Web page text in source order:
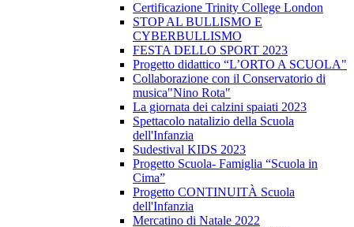
Certificazione Trinity College London
STOP AL BULLISMO E
CYBERBULLISMO
FESTA DELLO SPORT 2023
Progetto didattico “L’ORTO A SCUOLA"
Collaborazione con il Conservatorio di
musica"Nino Rota"
La giornata dei calzini spaiati 2023
Spettacolo natalizio della Scuola
dell'Infanzia
Sudestival KIDS 2023
Progetto Scuola- Famiglia “Scuola in
Cima”
Progetto CONTINUITÀ Scuola
dell'Infanzia
Mercatino di Natale 2022